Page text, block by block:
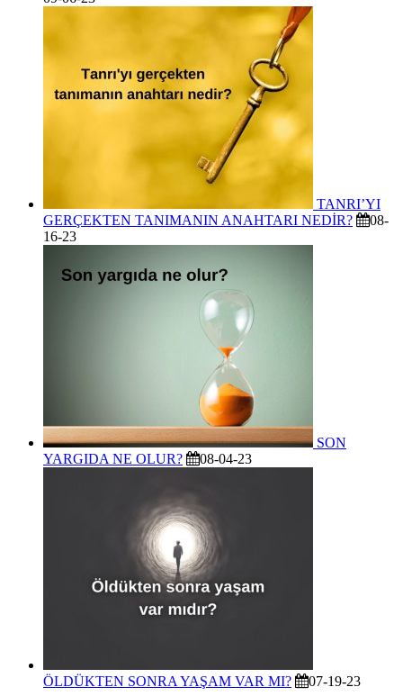
TANRI’YI
GERÇEKTEN TANIMANIN ANAHTARI NEDİR?
08-
16-23
SON
YARGIDA NE OLUR?
08-04-23
ÖLDÜKTEN SONRA YAŞAM VAR MI? 07-19-23